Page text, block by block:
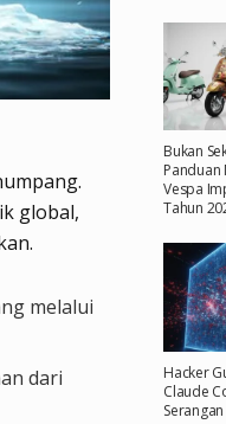
global,
melalui
dari
Bukan
Panduan
Vespa
Tahun
Hacker
Claude